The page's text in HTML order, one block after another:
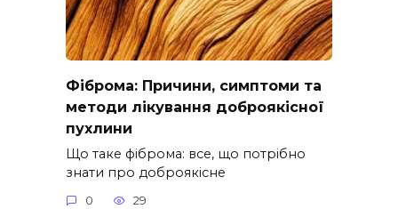
Фіброма: Причини, симптоми та
методи лікування доброякісної
пухлини
Що таке фіброма: все, що потрібно
знати про доброякісне
0 29